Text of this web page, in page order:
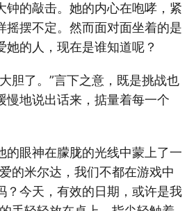
钟的敲击。她的内心在咆哮，紧
摇摆不定。然而面对面坐着的是
她的人，现在是谁知道呢？
胆了。”言下之意，既是挑战也
慢地说出话来，掂量着每一个
的眼神在朦胧的光线中蒙上了一
的米尔达，我们不都在游戏中
？今天，有效的日期，或许是我